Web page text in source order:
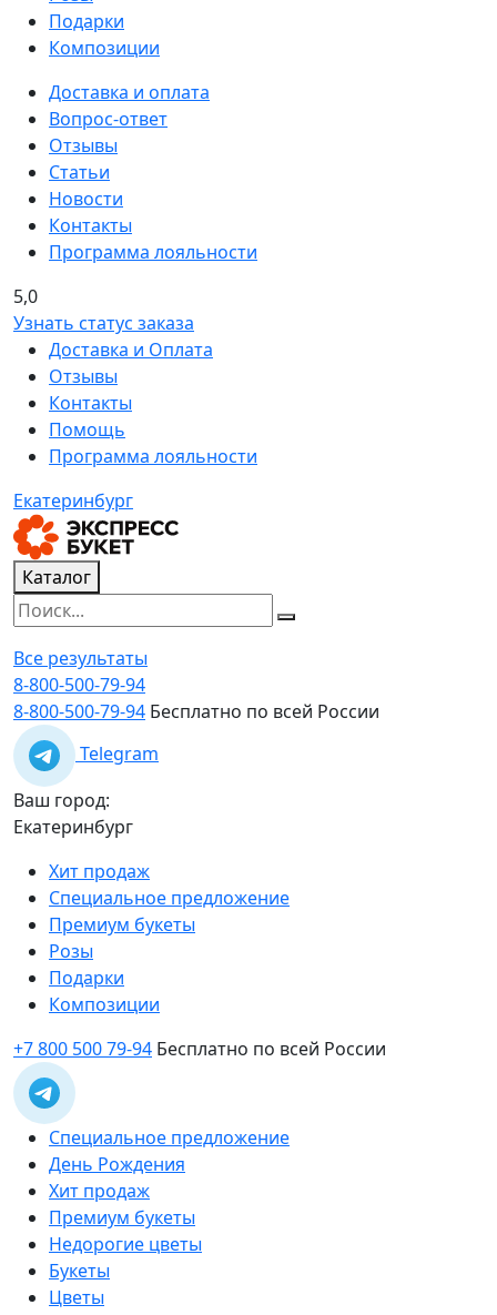
Подарки
Композиции
Доставка и оплата
Вопрос-ответ
Отзывы
Статьи
Новости
Контакты
Программа лояльности
5,0
Узнать статус заказа
Доставка и Оплата
Отзывы
Контакты
Помощь
Программа лояльности
Екатеринбург
Каталог
Все результаты
8-800-500-79-94
8-800-500-79-94 Бесплатно по всей России
Telegram
Ваш город:
Екатеринбург
Хит продаж
Специальное предложение
Премиум букеты
Розы
Подарки
Композиции
+7 800 500 79-94 Бесплатно по всей России
Специальное предложение
День Рождения
Хит продаж
Премиум букеты
Недорогие цветы
Букеты
Цветы